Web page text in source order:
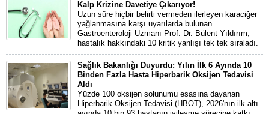
Kalp Krizine Davetiye Çıkarıyor!
Uzun süre hiçbir belirti vermeden ilerleyen karaciğer
yağlanmasına karşı uyarılarda bulunan
Gastroenteroloji Uzmanı Prof. Dr. Bülent Yıldırım,
hastalık hakkındaki 10 kritik yanlışı tek tek sıraladı.
Sağlık Bakanlığı Duyurdu: Yılın İlk 6 Ayında 10
Binden Fazla Hasta Hiperbarik Oksijen Tedavisi
Aldı
Yüzde 100 oksijen solunumu esasına dayanan
Hiperbarik Oksijen Tedavisi (HBOT), 2026'nın ilk altı